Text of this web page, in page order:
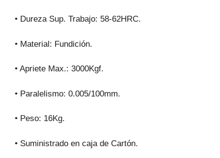
• Dureza Sup. Trabajo: 58-62HRC.
• Material: Fundición.
• Apriete Max.: 3000Kgf.
• Paralelismo: 0.005/100mm.
• Peso: 16Kg.
• Suministrado en caja de Cartón.